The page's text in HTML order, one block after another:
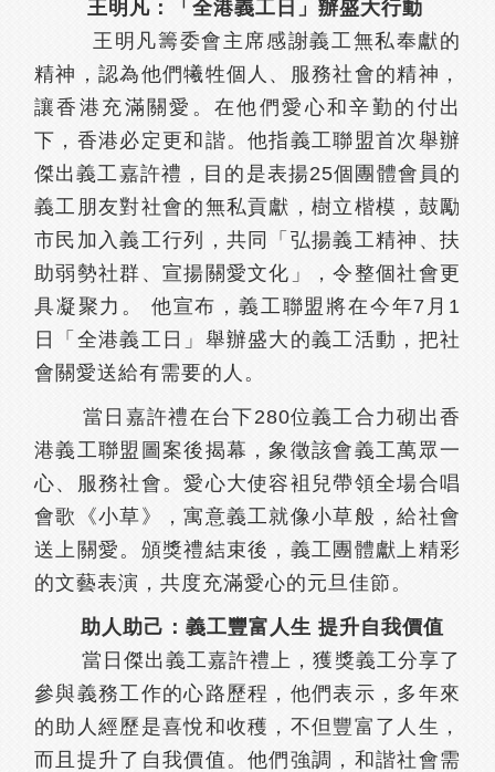
王明凡：「全港義工日」辦盛大行動
王明凡籌委會主席感謝義工無私奉獻的
精神，認為他們犧牲個人、服務社會的精神，
讓香港充滿關愛。在他們愛心和辛勤的付出
下，香港必定更和諧。他指義工聯盟首次舉辦
傑出義工嘉許禮，目的是表揚25個團體會員的
義工朋友對社會的無私貢獻，樹立楷模，鼓勵
市民加入義工行列，共同「弘揚義工精神、扶
助弱勢社群、宣揚關愛文化」，令整個社會更
具凝聚力。 他宣布，義工聯盟將在今年7月1
日「全港義工日」舉辦盛大的義工活動，把社
會關愛送給有需要的人。
當日嘉許禮在台下280位義工合力砌出香
港義工聯盟圖案後揭幕，象徵該會義工萬眾一
心、服務社會。愛心大使容袓兒帶領全場合唱
會歌《小草》，寓意義工就像小草般，給社會
送上關愛。頒獎禮結束後，義工團體獻上精彩
的文藝表演，共度充滿愛心的元旦佳節。
助人助己：義工豐富人生 提升自我價值
當日傑出義工嘉許禮上，獲獎義工分享了
參與義務工作的心路歷程，他們表示，多年來
的助人經歷是喜悅和收穫，不但豐富了人生，
而且提升了自我價值。他們強調，和諧社會需